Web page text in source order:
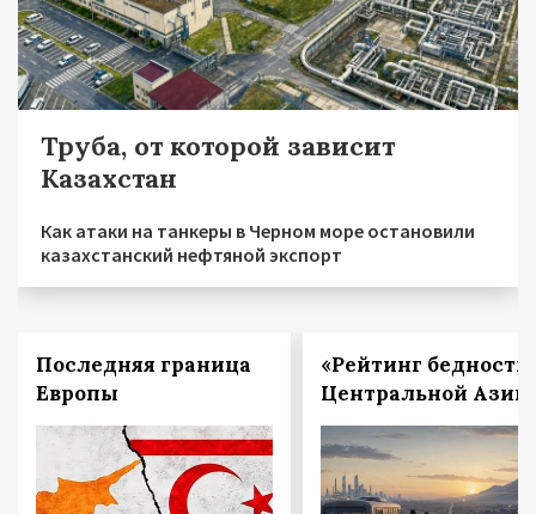
Труба, от которой зависит
Казахстан
Как атаки на танкеры в Черном море остановили
казахстанский нефтяной экспорт
Последняя граница
Европы
«Рейтинг
Центральной Азии